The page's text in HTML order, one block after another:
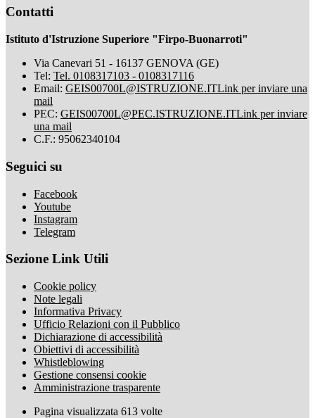
Contatti
Istituto d'Istruzione Superiore "Firpo-Buonarroti"
Via Canevari 51 - 16137 GENOVA (GE)
Tel: Tel. 0108317103 - 0108317116
Email: GEIS00700L@ISTRUZIONE.ITLink per inviare una
mail
PEC: GEIS00700L@PEC.ISTRUZIONE.ITLink per inviare
una mail
C.F.: 95062340104
Seguici su
Facebook
Youtube
Instagram
Telegram
Sezione Link Utili
Cookie policy
Note legali
Informativa Privacy
Ufficio Relazioni con il Pubblico
Dichiarazione di accessibilità
Obiettivi di accessibilità
Whistleblowing
Gestione consensi cookie
Amministrazione trasparente
Pagina visualizzata 613 volte